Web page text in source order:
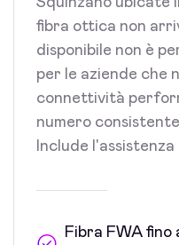
fibra ottica non
disponibile non è
per le aziende che
connettività
numero
Include
Fibra FWA fino